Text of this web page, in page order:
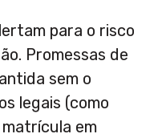
para o risco
Promessas de
sem o
legais (como
em